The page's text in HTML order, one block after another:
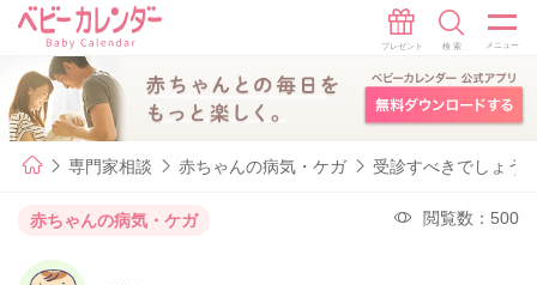
専門家相談 赤ちゃんの病気・ケガ 受診すべきでしょう
赤ちゃんの病気・ケガ 閲覧数：500